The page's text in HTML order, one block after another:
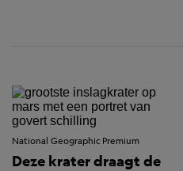
National Geographic Premium
Deze krater draagt de